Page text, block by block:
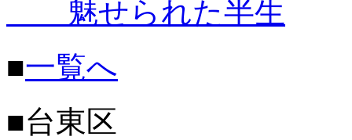
魅せられた半生
■一覧へ
■台東区